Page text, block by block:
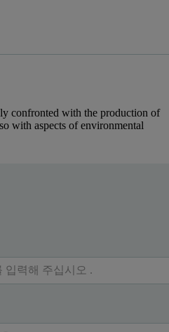
confronted with the production of
with aspects of environmental
vegetation indices were